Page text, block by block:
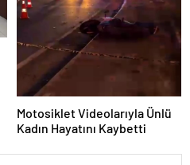
Motosiklet Videolarıyla Ünlü
Kadın Hayatını Kaybetti